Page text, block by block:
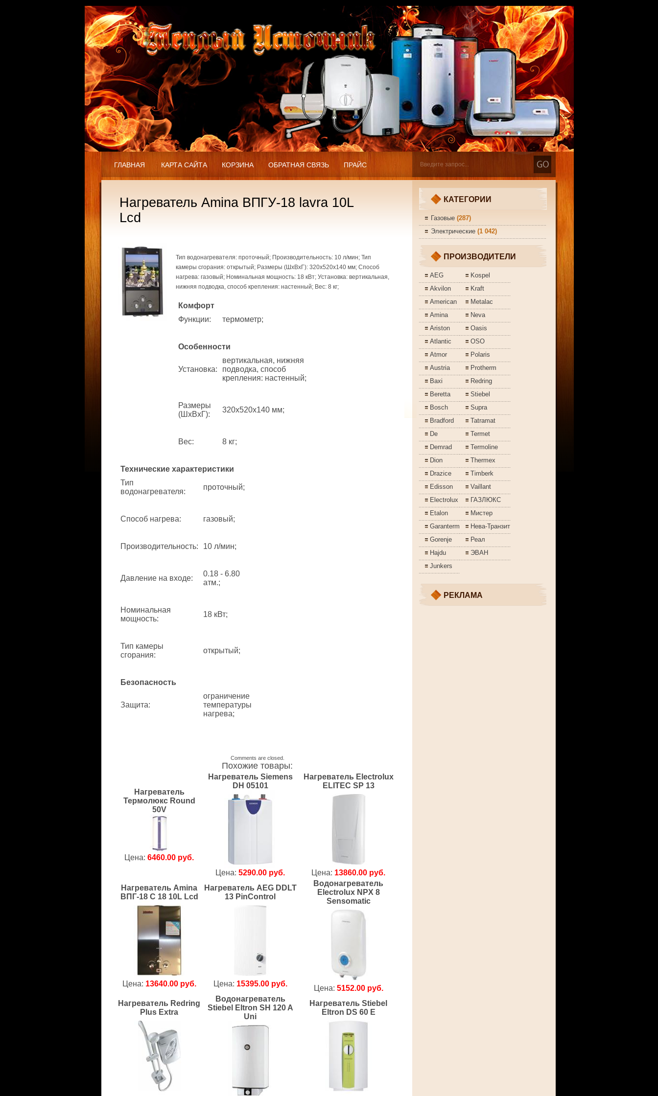
ГЛАВНАЯ КАРТА САЙТА КОРЗИНА ОБРАТНАЯ СВЯЗЬ ПРАЙС
Нагреватель Amina ВПГУ-18 lavra 10L
Lcd
Тип водонагревателя: проточный; Производительность: 10 л/мин; Тип
камеры сгорания: открытый; Размеры (ШхВхГ): 320x520x140 мм; Способ
нагрева: газовый; Номинальная мощность: 18 кВт; Установка: вертикальная,
нижняя подводка, способ крепления: настенный; Вес: 8 кг;
Комфорт
Функции: термометр;
Особенности
Установка:
вертикальная, нижняя
подводка, способ
крепления: настенный;
Размеры
(ШхВхГ):
320x520x140 мм;
Вес: 8 кг;
Технические характеристики
Тип
водонагревателя:
проточный;
Способ нагрева: газовый;
Производительность: 10 л/мин;
Давление на входе:
0.18 - 6.80
атм.;
Номинальная
мощность:
18 кВт;
Тип камеры
сгорания:
открытый;
Безопасность
Защита:
ограничение
температуры
нагрева;
Comments are closed.
Похожие товары:
Нагреватель
Термолюкс Round
50V
Цена: 6460.00 руб.
Нагреватель Siemens
DH 05101
Цена: 5290.00 руб.
Нагреватель Electrolux
ELITEC SP 13
Цена: 13860.00 руб.
Нагреватель Amina
ВПГ-18 C 18 10L Lcd
Цена: 13640.00 руб.
Нагреватель AEG DDLT
13 PinControl
Цена: 15395.00 руб.
Водонагреватель
Electrolux NPX 8
Sensomatic
Цена: 5152.00 руб.
Нагреватель Redring
Plus Extra
Водонагреватель
Stiebel Eltron SH 120 A
Uni
Нагреватель Stiebel
Eltron DS 60 E
КАТЕГОРИИ
Газовые(287)
Электрические(1 042)
ПРОИЗВОДИТЕЛИ
AEG
Akvilon
American
Amina
Ariston
Atlantic
Atmor
Austria
Baxi
Beretta
Bosch
Bradford
De
Demrad
Dion
Drazice
Edisson
Electrolux
Etalon
Garanterm
Gorenje
Hajdu
Junkers
Kospel
Kraft
Metalac
Neva
Oasis
OSO
Polaris
Protherm
Redring
Stiebel
Supra
Tatramat
Termet
Termoline
Thermex
Timberk
Vaillant
ГАЗЛЮКС
Мистер
Нева-Транзит
Реал
ЭВАН
РЕКЛАМА